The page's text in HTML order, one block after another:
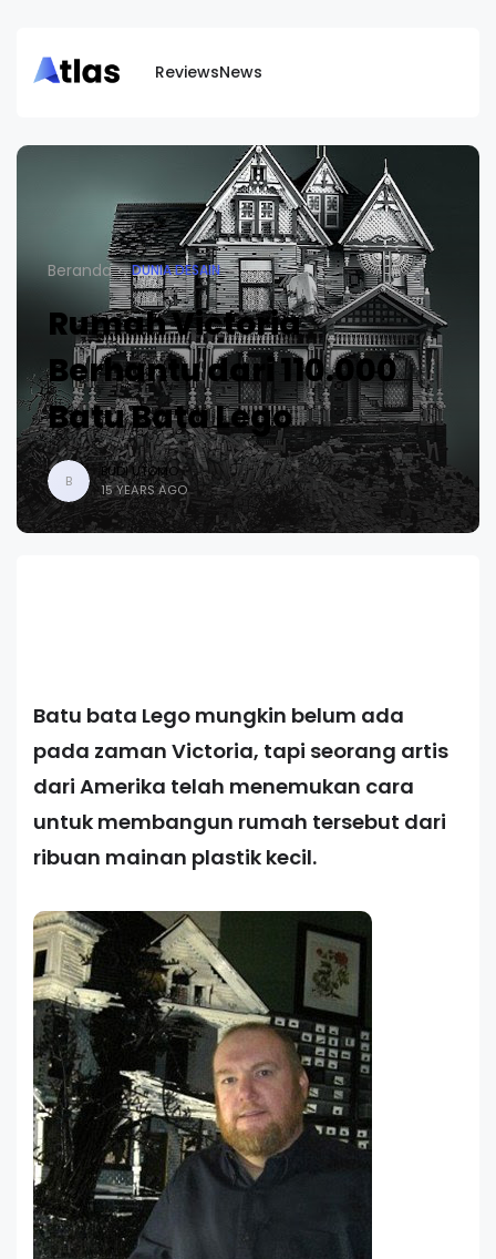
ReviewsNews
Beranda DUNIA DESAIN
Rumah Victoria
Berhantu dari 110.000
Batu Bata Lego
B
BUDI UTOMO
15 YEARS AGO
Batu bata Lego mungkin belum ada
pada zaman Victoria, tapi seorang artis
dari Amerika telah menemukan cara
untuk membangun rumah tersebut dari
ribuan mainan plastik kecil.